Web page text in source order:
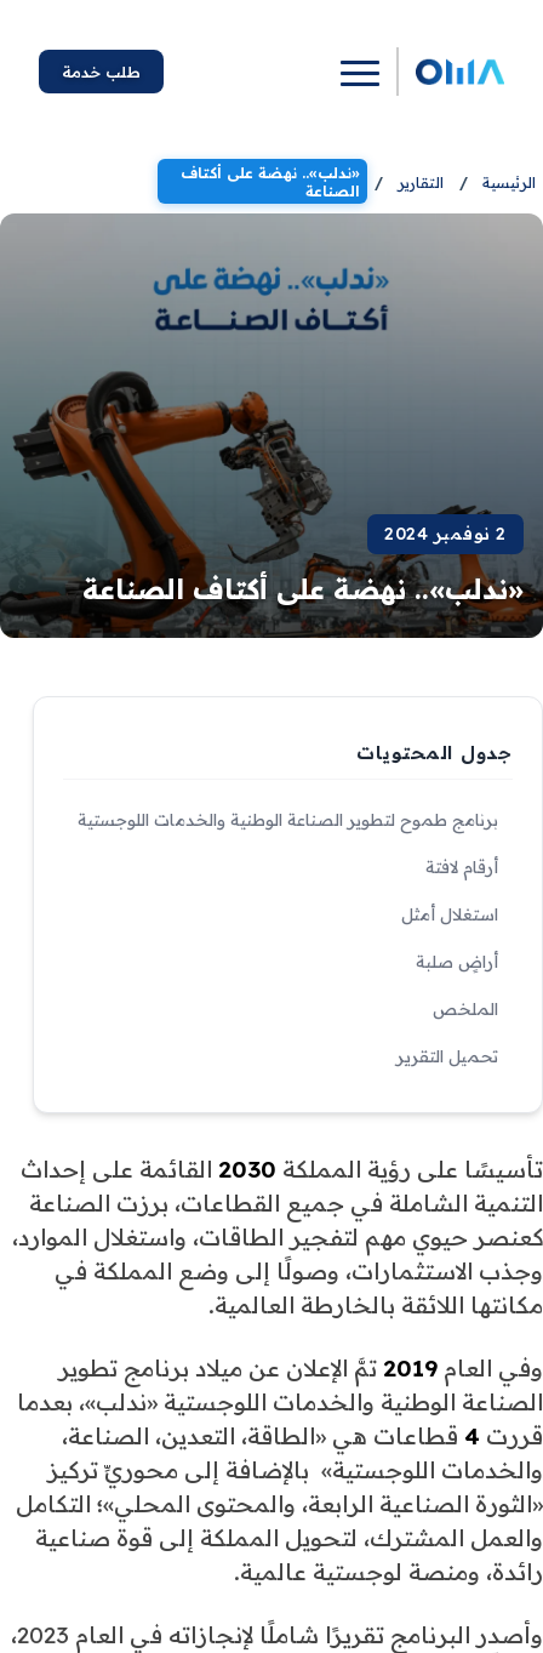
طلب خدمة
الرئيسية / التقارير /
«ندلب».. نهضة على أكتاف
الصناعة
2 نوفمبر 2024
«ندلب».. نهضة على أكتاف الصناعة
جدول المحتويات
برنامج طموح لتطوير الصناعة الوطنية والخدمات اللوجستية
أرقام لافتة
استغلال أمثل
أراضٍ صلبة
الملخص
تحميل التقرير
تأسيسًا على رؤية المملكة 2030 القائمة على إحداث
التنمية الشاملة في جميع القطاعات، برزت الصناعة
كعنصر حيوي مهم لتفجير الطاقات، واستغلال الموارد،
وجذب الاستثمارات، وصولًا إلى وضع المملكة في
مكانتها اللائقة بالخارطة العالمية.
وفي العام 2019 تمَّ الإعلان عن ميلاد برنامج تطوير
الصناعة الوطنية والخدمات اللوجستية «ندلب»، بعدما
قررت 4 قطاعات هي «الطاقة، التعدين، الصناعة،
والخدمات اللوجستية» بالإضافة إلى محوريِّ تركيز
«الثورة الصناعية الرابعة، والمحتوى المحلي»؛ التكامل
والعمل المشترك، لتحويل المملكة إلى قوة صناعية
رائدة، ومنصة لوجستية عالمية.
وأصدر البرنامج تقريرًا شاملًا لإنجازاته في العام 2023،